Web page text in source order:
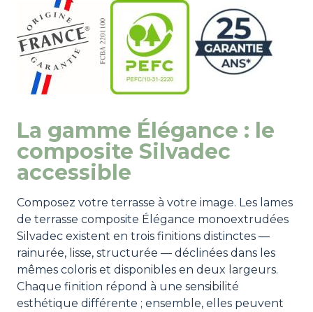
La gamme Élégance : le
composite Silvadec
accessible
Composez votre terrasse à votre image. Les lames
de terrasse composite Élégance monoextrudées
Silvadec existent en trois finitions distinctes —
rainurée, lisse, structurée — déclinées dans les
mêmes coloris et disponibles en deux largeurs.
Chaque finition répond à une sensibilité
esthétique différente ; ensemble, elles peuvent